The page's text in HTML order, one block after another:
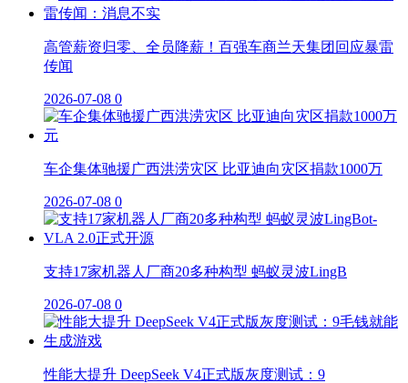
高管薪资归零、全员降薪！百强车商兰天集团回应暴雷
传闻
2026-07-08 0
车企集体驰援广西洪涝灾区 比亚迪向灾区捐款1000万
2026-07-08 0
支持17家机器人厂商20多种构型 蚂蚁灵波LingB
2026-07-08 0
性能大提升 DeepSeek V4正式版灰度测试：9